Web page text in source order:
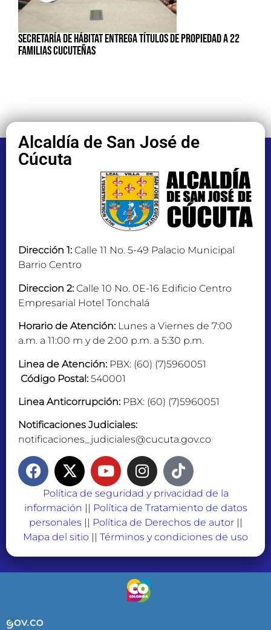
SECRETARÍA DE HÁBITAT ENTREGA TÍTULOS DE PROPIEDAD A 22
FAMILIAS CUCUTEÑAS
Alcaldía de San José de
Cúcuta
Dirección 1: Calle 11 No. 5-49 Palacio Municipal
Barrio Centro
Direccion 2: Calle 10 No. 0E-16 Edificio Centro
Empresarial Hotel Tonchalá
Horario de Atención: Lunes a Viernes de 7:00
a.m. a 11:00 m y de 2:00 p.m. a 5:30 p.m.
Linea de Atención: PBX: (60) (7)5960051
Código Postal: 540001
Linea Anticorrupción: PBX: (60) (7)5960051
Notificaciones Judiciales:
notificaciones_judiciales@cucuta.gov.co
Política de seguridad y privacidad de la
información || Política de Tratamiento de datos
personales || Política de Derechos de autor||
Mapa del sitio || Términos y condiciones de uso